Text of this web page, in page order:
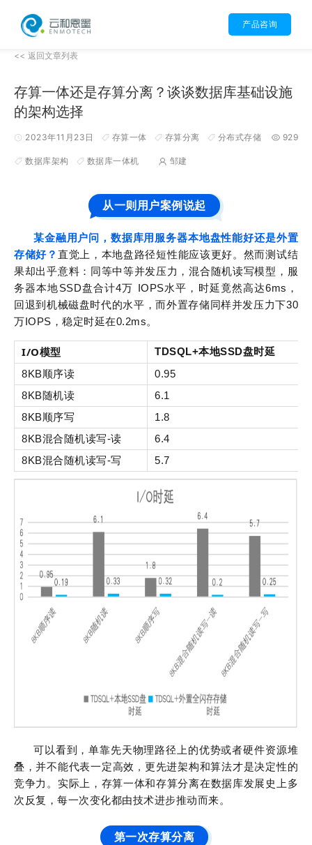
产品咨询
<< 返回文章列表
存算一体还是存算分离？谈谈数据库基础设施
的架构选择
2023年11月23日 存算一体 存算分离 分布式存储
数据库架构 数据库一体机 邹建
929
从一则用户案例说起
某金融用户问，数据库用服务器本地盘性能好还是外置
存储好？ 直觉上，本地盘路径短性能应该更好。然而测试结
果却出乎意料：同等中等并发压力，混合随机读写模型，服
务器本地SSD盘合计4万 IOPS水平，时延竟然高达6ms，
回退到机械磁盘时代的水平，而外置存储同样并发压力下30
万IOPS，稳定时延在0.2ms。
I/O模型 TDSQL+本地SSD盘时延
8KB顺序读
0.95
8KB随机读
6.1
8KB顺序写
1.8
8KB混合随机读写-读
6.4
8KB混合随机读写-写
5.7
可以看到，单靠先天物理路径上的优势或者硬件资源堆
叠，并不能代表一定高效 ， 更先进架构和算法才是决定性的
竞争力。实际上，存算一体和存算分离在数据库发展史上多
次反复，每一次变化都由技术进步推动而来。
第一次存算分离